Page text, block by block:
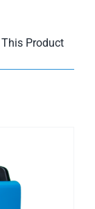
Product